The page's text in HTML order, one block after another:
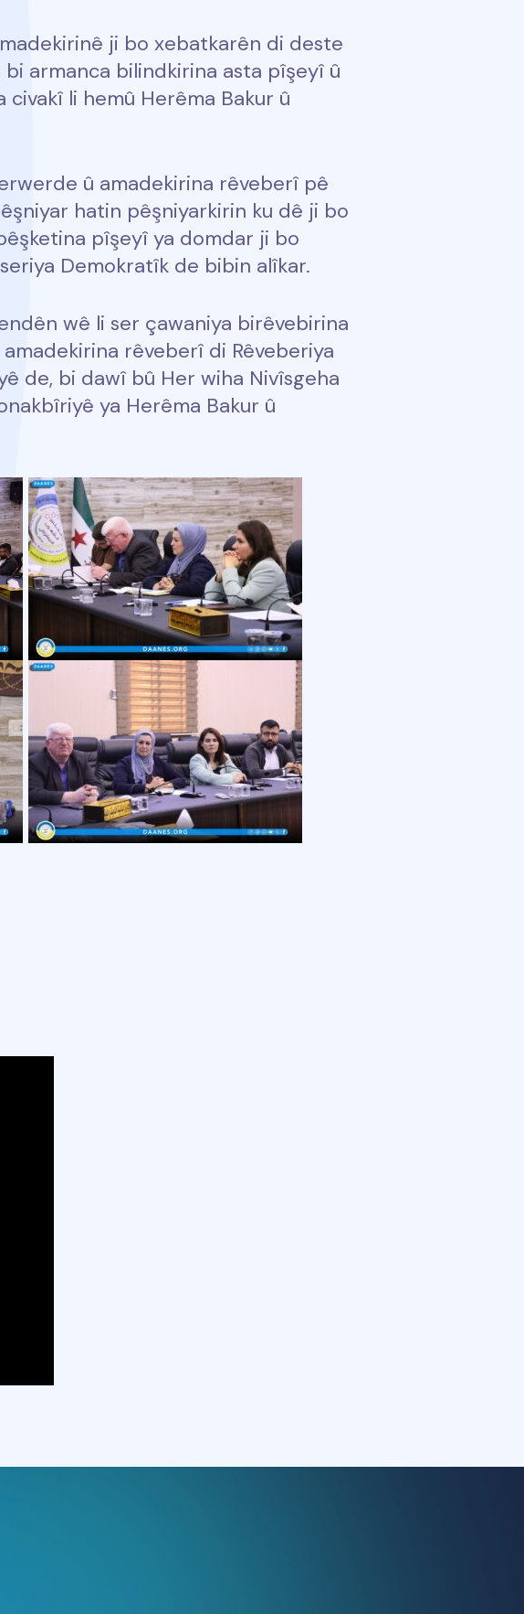
ji bo xebatkarên di deste
armanca bilindkirina asta pîşeyî û
li hemû Herêma Bakur û
û amadekirina rêveberî pê
hatin pêşniyarkirin ku dê ji bo
pîşeyî ya domdar ji bo
Demokratîk de bibin alîkar.
wê li ser çawaniya birêvebirina
rêveberî di Rêveberiya
de, bi dawî bû Her wiha Nivîsgeha
ya Herêma Bakur û